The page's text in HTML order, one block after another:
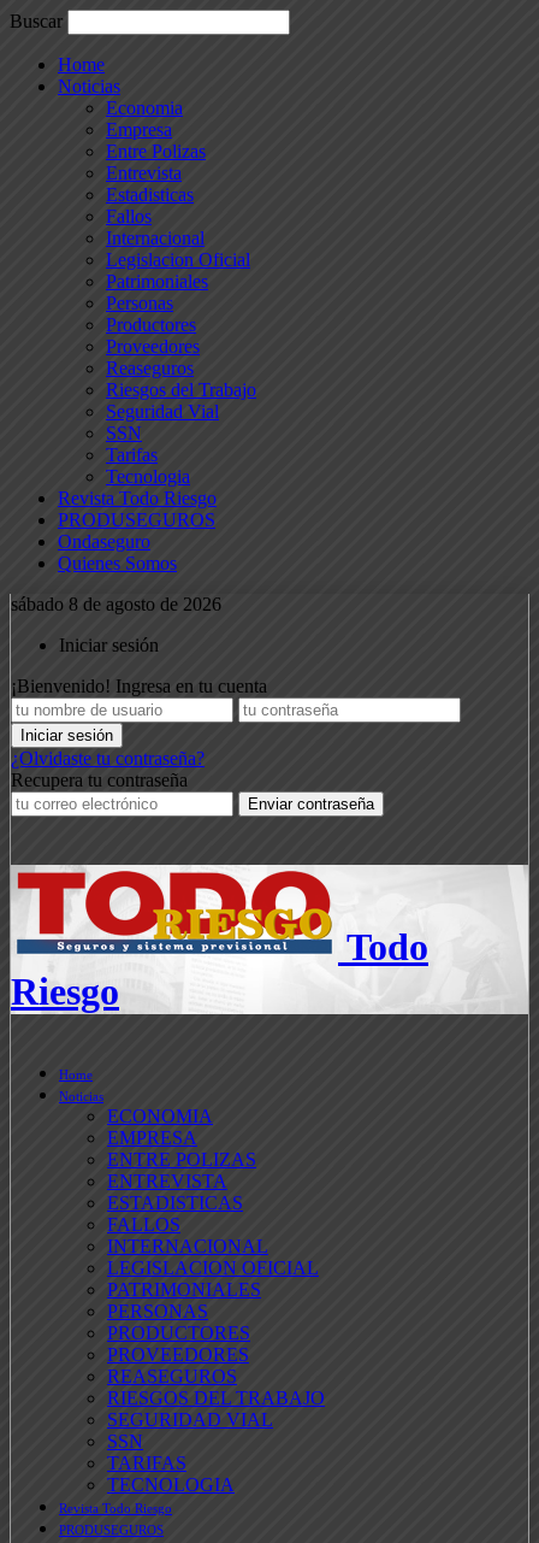
Buscar
Home
Noticias
Economia
Empresa
Entre Polizas
Entrevista
Estadisticas
Fallos
Internacional
Legislacion Oficial
Patrimoniales
Personas
Productores
Proveedores
Reaseguros
Riesgos del Trabajo
Seguridad Vial
SSN
Tarifas
Tecnologia
Revista Todo Riesgo
PRODUSEGUROS
Ondaseguro
Quienes Somos
sábado 8 de agosto de 2026
Iniciar sesión
¡Bienvenido! Ingresa en tu cuenta
¿Olvidaste tu contraseña?
Recupera tu contraseña
Todo
Riesgo
Home
Noticias
ECONOMIA
EMPRESA
ENTRE POLIZAS
ENTREVISTA
ESTADISTICAS
FALLOS
INTERNACIONAL
LEGISLACION OFICIAL
PATRIMONIALES
PERSONAS
PRODUCTORES
PROVEEDORES
REASEGUROS
RIESGOS DEL TRABAJO
SEGURIDAD VIAL
SSN
TARIFAS
TECNOLOGIA
Revista Todo Riesgo
PRODUSEGUROS